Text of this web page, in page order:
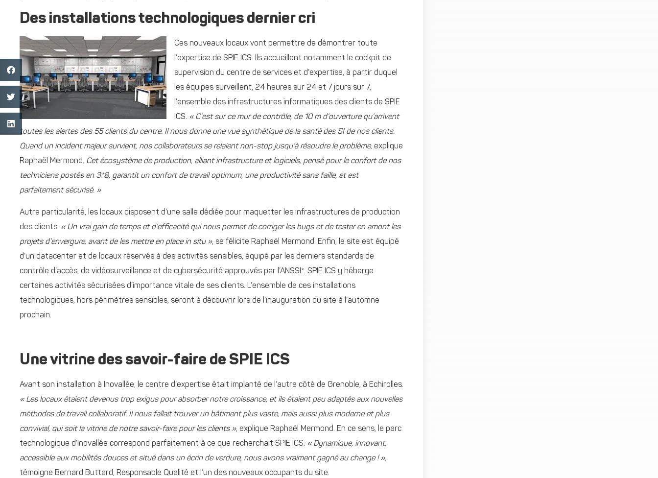
Des installations technologiques dernier cri
Ces nouveaux locaux vont permettre de démontrer toute
l’expertise de SPIE ICS. Ils accueillent notamment le cockpit de
supervision du centre de services et d’expertise, à partir duquel
les équipes surveillent, 24 heures sur 24 et 7 jours sur 7,
l’ensemble des infrastructures informatiques des clients de SPIE
ICS. « C’est sur ce mur de contrôle, de 10 m d’ouverture qu’arrivent
toutes les alertes des 55 clients du centre. Il nous donne une vue synthétique de la santé des SI de nos clients.
Quand un incident majeur survient, nos collaborateurs se relaient non-stop jusqu’à résoudre le problème, explique
Raphaël Mermond. Cet écosystème de production, alliant infrastructure et logiciels, pensé pour le confort de nos
techniciens postés en 3*8, garantit un confort de travail optimum, une productivité sans faille, et est
parfaitement sécurisé. »
Autre particularité, les locaux disposent d’une salle dédiée pour maquetter les infrastructures de production
des clients. « Un vrai gain de temps et d’efficacité qui nous permet de corriger les bugs et de tester en amont les
projets d’envergure, avant de les mettre en place in situ », se félicite Raphaël Mermond. Enfin, le site est équipé
d’un datacenter et de locaux réservés à des activités sensibles, équipé par les derniers standards de
contrôle d’accès, de vidéosurveillance et de cybersécurité approuvés par l’ANSSI*. SPIE ICS y héberge
certaines activités sécurisées d’importance vitale de ses clients. L’ensemble de ces installations
technologiques, hors périmètres sensibles, seront à découvrir lors de l’inauguration du site à l’automne
prochain.
Une vitrine des savoir-faire de SPIE ICS
Avant son installation à Inovallée, le centre d’expertise était implanté de l’autre côté de Grenoble, à Echirolles.
« Les locaux étaient devenus trop exigus pour absorber notre croissance, et ils étaient peu adaptés aux nouvelles
méthodes de travail collaboratif. Il nous fallait trouver un bâtiment plus vaste, mais aussi plus moderne et plus
convivial, qui soit la vitrine de notre savoir-faire pour les clients », explique Raphaël Mermond. En ce sens, le parc
technologique d’Inovallée correspond parfaitement à ce que recherchait SPIE ICS. « Dynamique, innovant,
accessible aux mobilités douces et situé dans un écrin de verdure, nous avons vraiment gagné au change ! »,
témoigne Bernard Buttard, Responsable Qualité et l’un des nouveaux occupants du site.